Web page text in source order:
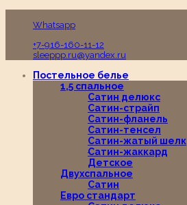
Whatsapp
+7-916-160-11-12
sleeppp.ru@yandex.ru
Постельное белье
1,5 спальное
Сатин делюкс
Сатин-страйп
Сатин-фланель
Сатин-тенсел
Сатин-жатый шелк
Сатин-жаккард
Детское
Двухспальное
Сатин
Евро стандарт